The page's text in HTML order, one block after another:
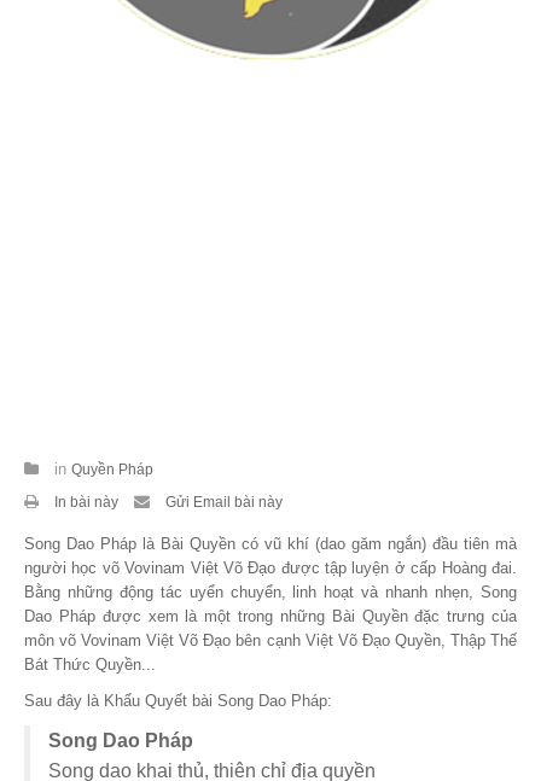
in Quyền Pháp
In bài này
Gửi Email bài này
Song Dao Pháp là Bài Quyền có vũ khí (dao găm ngắn) đầu tiên mà
người học võ Vovinam Việt Võ Đạo được tập luyện ở cấp Hoàng đai.
Bằng những động tác uyển chuyển, linh hoạt và nhanh nhẹn, Song
Dao Pháp được xem là một trong những Bài Quyền đặc trưng của
môn võ Vovinam Việt Võ Đạo bên cạnh Việt Võ Đạo Quyền, Thập Thế
Bát Thức Quyền...
Sau đây là Khẩu Quyết bài Song Dao Pháp:
Song Dao Pháp
Song dao khai thủ, thiên chỉ địa quyền